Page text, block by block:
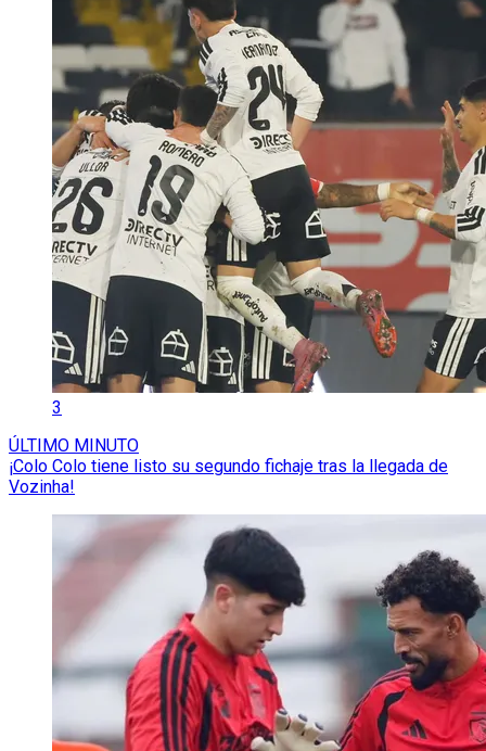
3
ÚLTIMO MINUTO
¡Colo Colo tiene listo su segundo fichaje tras la llegada de
Vozinha!